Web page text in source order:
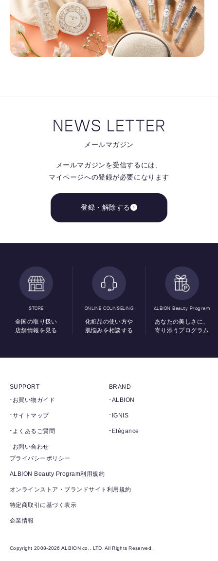
NEWS LETTER
メールマガジン
メールマガジンを受信するには、
マイページへの登録が必要になります
登録・解除する
STORE
全国の取り扱い
店舗情報を見る
ONLINE COUNSELING
化粧品の使い方や
肌悩みを相談する
ALBION Beauty Program
あなたの美しさに、
寄り添うプログラム
SUPPORT
お買い物ガイド
サイトマップ
よくあるご質問
お問い合わせ
BRAND
ALBION
IGNIS
Elégance
プライバシーポリシー
ALBION Beauty Program利用規約
オンラインストア・ブランドサイト利用規約
特定商取引に基づく表示
企業情報
Copyright 2008-2026 ALBION co., LTD. All Rights Reserved.